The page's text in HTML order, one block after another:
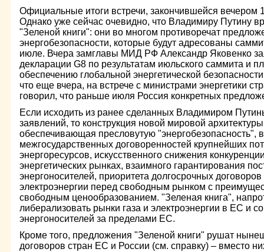
Официальные итоги встречи, закончившейся вечером
Однако уже сейчас очевидно, что Владимиру Путину
"Зеленой книги": они во многом противоречат
энергобезопасности, которые будут адресованы
июле. Вчера замглавы МИД РФ Александр Яковенко
декларации G8 по результатам июльского саммита и
обеспечению глобальной энергетической
что еще вчера, на встрече с министрами энергетики
говорил, что раньше июля Россия конкретных
Если исходить из ранее сделанных Владимиром
заявлений, то конструкция новой мировой архитектуры
обеспечивающая пресловутую "энергобезопасность",
межгосударственных договоренностей крупнейших
энергоресурсов, искусственного снижения
энергетических рынках, взаимного гарантирования
энергоносителей, приоритета долгосрочных
электроэнергии перед свободным рынком с
свободным ценообразованием. "Зеленая книга",
либерализовать рынки газа и электроэнергии в ЕС и
энергоносителей за пределами ЕС.
Кроме того, предложения "Зеленой книги" рушат
договоров стран ЕС и России (см. справку) – вместо